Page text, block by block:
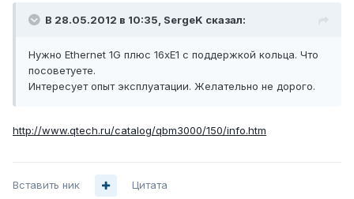
В 28.05.2012 в 10:35, SergeK сказал:
Нужно Ethernet 1G плюс 16xE1 с поддержкой кольца. Что
посоветуете.
Интересует опыт эксплуатации. Желательно не дорого.
http://www.qtech.ru/catalog/qbm3000/150/info.htm
Вставить ник Цитата